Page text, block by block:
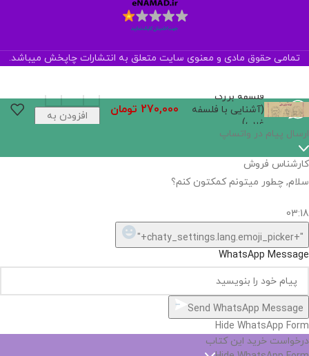
تمامی حقوق مادی و معنوی سایت متعلق به انتشارات چاپخش میباشد.
فلسفه بزرگ
(آشنایی با فلسفه
غرب)
270,000 تومان
افزودن به
اگر
نیست,
شاید
بتونیم
تهیه
Hide
chaty
ارسال پیام در واتساپ